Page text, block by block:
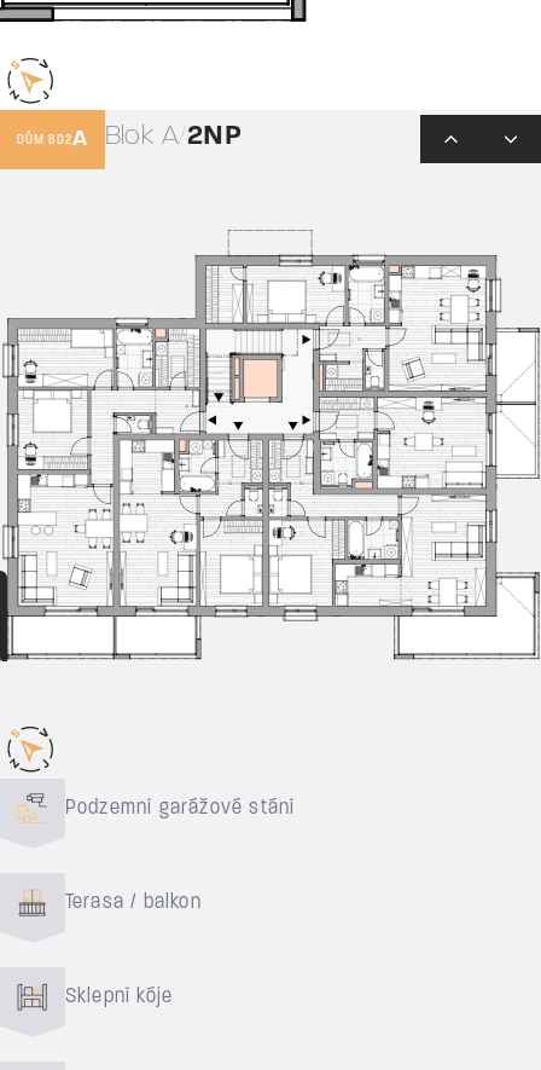
DŮM BD2A Blok A 2NP
Důvody pro bydlení
Podzemní garážové stání
Terasa / balkon
Sklepní kóje